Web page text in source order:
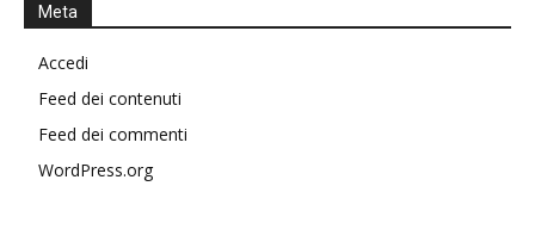
Meta
Accedi
Feed dei contenuti
Feed dei commenti
WordPress.org